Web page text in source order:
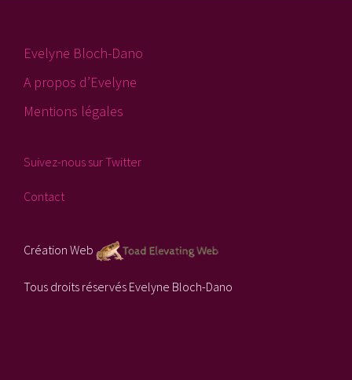
Evelyne Bloch-Dano
A propos d’Evelyne
Mentions légales
Suivez-nous sur Twitter
Contact
Création Web
Tous droits réservés Evelyne Bloch-Dano